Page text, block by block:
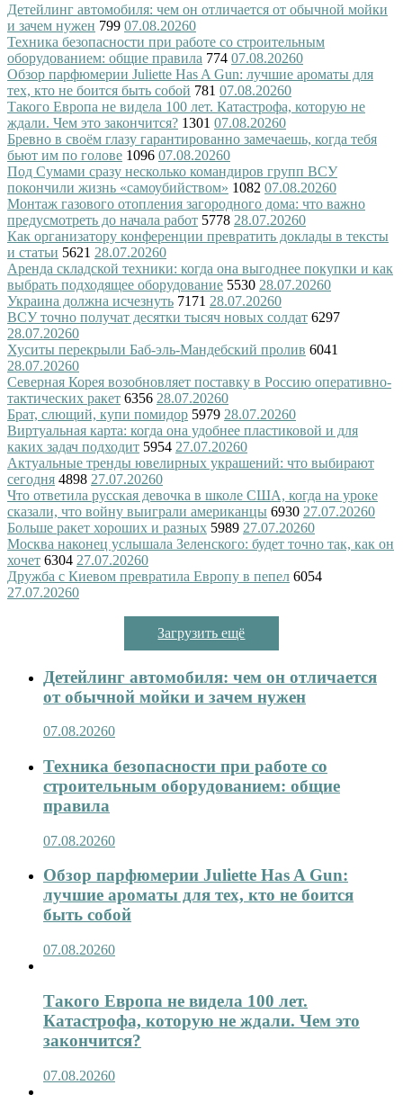
Детейлинг автомобиля: чем он отличается от обычной мойки
и зачем нужен 799 07.08.20260
Техника безопасности при работе со строительным
оборудованием: общие правила 774 07.08.20260
Обзор парфюмерии Juliette Has A Gun: лучшие ароматы для
тех, кто не боится быть собой 781 07.08.20260
Такого Европа не видела 100 лет. Катастрофа, которую не
ждали. Чем это закончится? 1301 07.08.20260
Бревно в своём глазу гарантированно замечаешь, когда тебя
бьют им по голове 1096 07.08.20260
Под Сумами сразу несколько командиров групп ВСУ
покончили жизнь «самоубийством» 1082 07.08.20260
Монтаж газового отопления загородного дома: что важно
предусмотреть до начала работ 5778 28.07.20260
Как организатору конференции превратить доклады в тексты
и статьи 5621 28.07.20260
Аренда складской техники: когда она выгоднее покупки и как
выбрать подходящее оборудование 5530 28.07.20260
Украина должна исчезнуть 7171 28.07.20260
ВСУ точно получат десятки тысяч новых солдат 6297
28.07.20260
Хуситы перекрыли Баб-эль-Мандебский пролив 6041
28.07.20260
Северная Корея возобновляет поставку в Россию оперативно-
тактических ракет 6356 28.07.20260
Брат, слющий, купи помидор 5979 28.07.20260
Виртуальная карта: когда она удобнее пластиковой и для
каких задач подходит 5954 27.07.20260
Актуальные тренды ювелирных украшений: что выбирают
сегодня 4898 27.07.20260
Что ответила русская девочка в школе США, когда на уроке
сказали, что войну выиграли американцы 6930 27.07.20260
Больше ракет хороших и разных 5989 27.07.20260
Москва наконец услышала Зеленского: будет точно так, как он
хочет 6304 27.07.20260
Дружба с Киевом превратила Европу в пепел 6054
27.07.20260
Загрузить ещё
Детейлинг автомобиля: чем он отличается
от обычной мойки и зачем нужен
07.08.20260
Техника безопасности при работе со
строительным оборудованием: общие
правила
07.08.20260
Обзор парфюмерии Juliette Has A Gun:
лучшие ароматы для тех, кто не боится
быть собой
07.08.20260
Такого Европа не видела 100 лет.
Катастрофа, которую не ждали. Чем это
закончится?
07.08.20260